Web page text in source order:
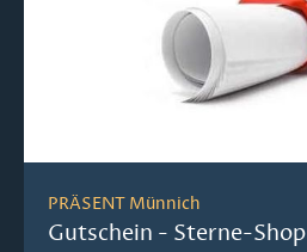
PRÄSENT Münnich
Gutschein - Sterne-Shop